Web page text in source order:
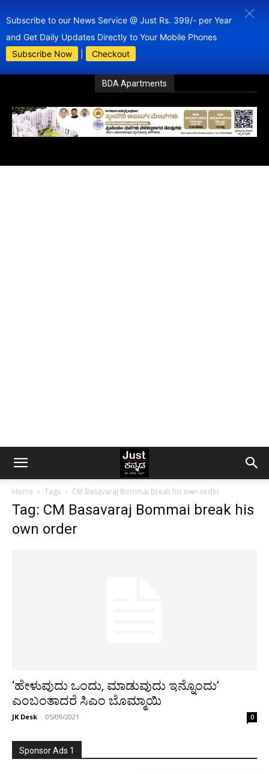
Subscribe to our News Service @ Just Rs. 399/- per Year
and Get Daily Updates Directly to Your Mobile Phones
Subscribe Now
Checkout
BDA Apartments
Home Tags CM Basavaraj Bommai break his own order
Tag: CM Basavaraj Bommai break his
own order
‘ಹೇಳುವುದು ಒಂದು, ಮಾಡುವುದು ಇನ್ನೊಂದು’
ಎಂಬಂತಾದರೆ ಸಿಎಂ ಬೊಮ್ಮಾಯಿ
JK Desk - 05/09/2021 0
Sponsor Ads 1